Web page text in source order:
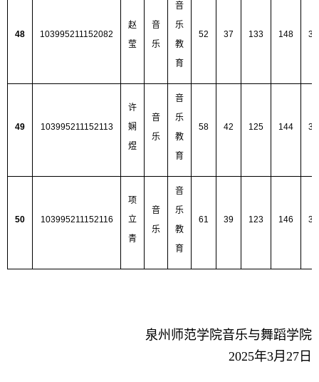
48 103995211152082
赵
莹
音
乐
音
乐
教
育
52 37 133 148
49 103995211152113
许
娴
煜
音
乐
音
乐
教
育
58 42 125 144
50 103995211152116
项
立
青
音
乐
音
乐
教
育
61 39 123 146
泉州师范学院音乐与舞蹈学院
2025年3月 27 日